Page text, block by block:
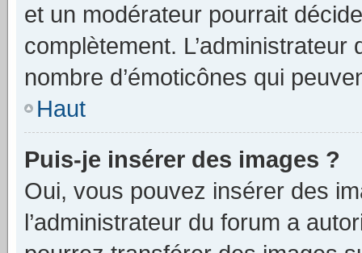
et un modérateur pourrait
complètement.
nombre d’émoticônes qui
Haut
Puis-je insérer des images ?
Oui, vous pouvez insérer des
l’administrateur du forum a